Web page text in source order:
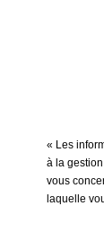
« Les
à la
vous
laquelle